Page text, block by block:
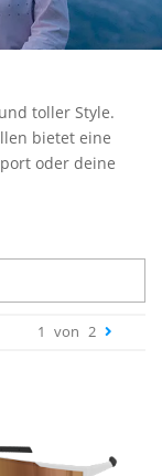
toller Style.
bietet eine
oder deine
1 von 2